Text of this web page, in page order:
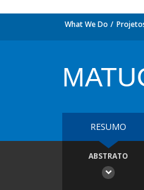
What We Do
RESUMO
ABSTRATO